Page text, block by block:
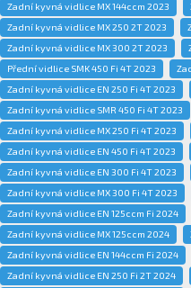
Zadní kyvná vidlice MX 144ccm 2023
Zadní kyvná vidlice MX 250 2T 2023
Zadní kyvná vidlice MX 300 2T 2023
Přední vidlice SMK 450 Fi 4T 2023
Zadní kyvná vidlice EN 250 Fi 4T 2023
Zadní kyvná vidlice SMR 450 Fi 4T 2023
Zadní kyvná vidlice MX 250 Fi 4T 2023
Zadní kyvná vidlice EN 450 Fi 4T 2023
Zadní kyvná vidlice EN 300 Fi 4T 2023
Zadní kyvná vidlice MX 300 Fi 4T 2023
Zadní kyvná vidlice EN 125ccm Fi 2024
Zadní kyvná vidlice MX 125ccm 2024
Zadní kyvná vidlice EN 144ccm Fi 2024
Zadní kyvná vidlice EN 250 Fi 2T 2024